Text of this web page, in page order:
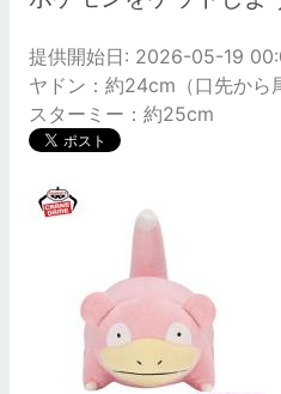
提供開始日: 2026-05-19
ヤドン：約24cm（口先から
スターミー：約25cm